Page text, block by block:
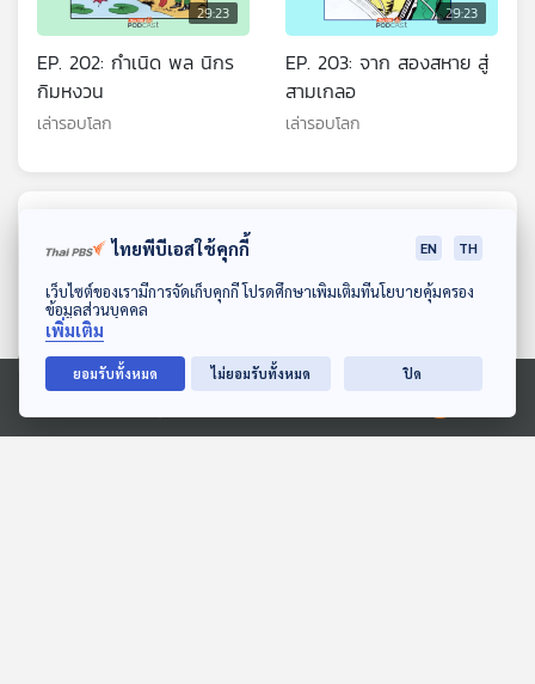
ดาวน์โหลด Thai PBS Podcast Application
Ⓒ 2020 องค์การกระจายเสียงและแพร่ภาพสาธารณะแห่งประเทศไทย
29:23
EP. 202: กำเนิด พล นิกร
กิมหงวน
เล่ารอบโลก
29:23
EP. 203: จาก สองสหาย สู่
สามเกลอ
เล่ารอบโลก
29:23 29:23
ไทยพีบีเอสใช้คุกกี้ EN TH
เว็บไซต์ของเรามีการจัดเก็บคุกกี้ โปรดศึกษาเพิ่มเติมที่นโยบายคุ้มครอง
ข้อมูลส่วนบุคคล
เพิ่มเติม
ยอมรับทั้งหมด ไม่ยอมรับทั้งหมด ปิด